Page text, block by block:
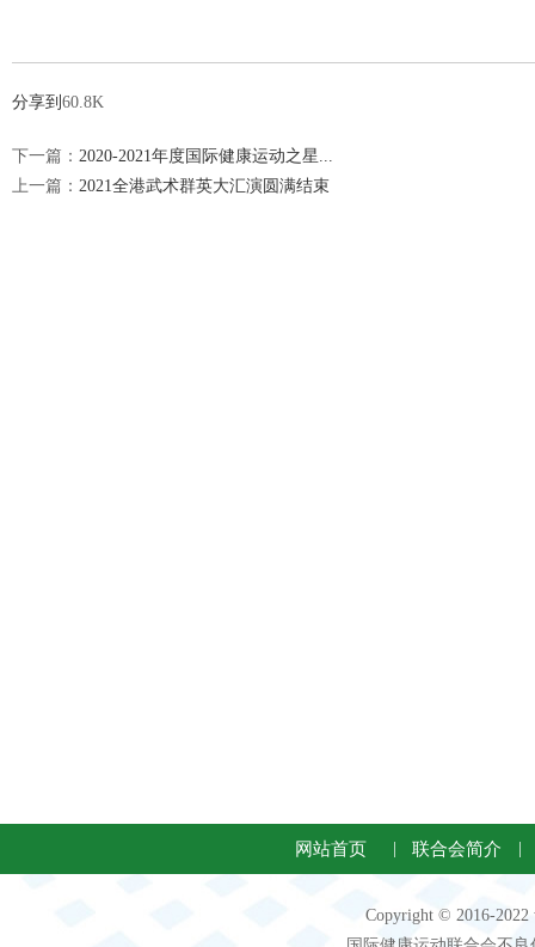
分享到 60.8K
下一篇： 2020-2021年度国际健康运动之星...
上一篇： 2021全港武术群英大汇演圆满结束
网站首页 联合会简介
Copyright © 2016-